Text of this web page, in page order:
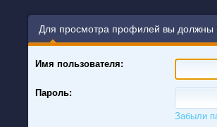
Для просмотра профилей вы должны
Имя пользователя:
Пароль:
Забыли